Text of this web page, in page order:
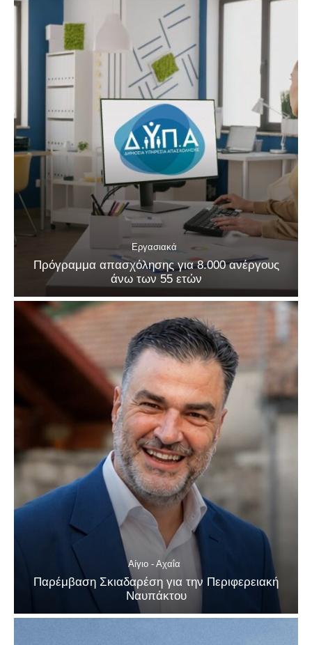
Εργασιακά
Πρόγραμμα απασχόλησης για 8.000 ανέργους
άνω των 55 ετών
Αίγιο - Αχαΐα
Παρέμβαση Σκιαδαρέση για την Περιφερειακή
Ναυπάκτου